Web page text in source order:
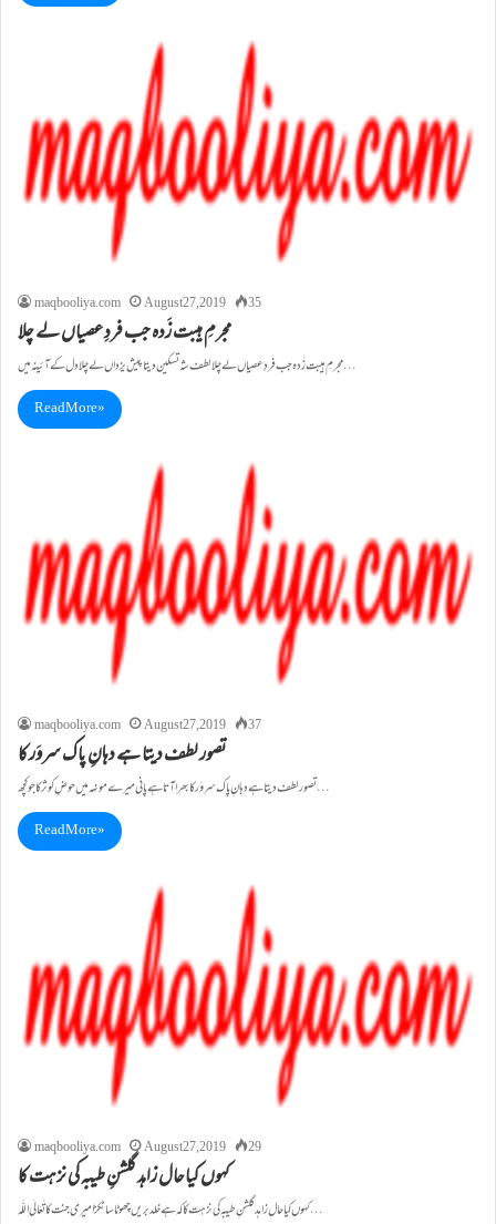
maqbooliya.com August 27, 2019 35
مجرمِ ہیبت زَدہ جب فردِ عصیاں لے چلا
مجرمِ ہیبت زَدہ جب فردِ عصیاں لے چلا لطف شہ تسکین دیتا پیش یزداں لے چلا دل کے آئینہ میں…
Read More »
maqbooliya.com August 27, 2019 37
تصور لطف دیتا ہے دہانِ پاک سروَر کا
تصور لطف دیتا ہے دہانِ پاک سروَر کا بھرا آتا ہے پانی میرے مونہہ میں حوضِ کوثر کا جو کچھ…
Read More »
maqbooliya.com August 27, 2019 29
کہوں کیاحال زاہد گلشنِ طیبہ کی نزہت کا
کہوں کیاحال زاہد گلشنِ طیبہ کی نزہت کا کہ ہے خلد بریں چھوٹا سا ٹکڑا میری جنت کا تَعَالَی اللّٰہ…